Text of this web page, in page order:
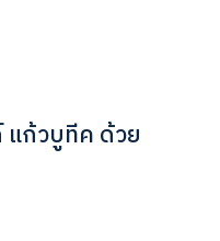
แก้วบูทีค ด้วย